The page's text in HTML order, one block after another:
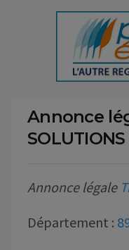
Annonce
SOLUTIONS
Annonce légale
Département :